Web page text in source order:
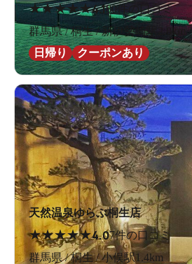
★★★★★4.180件の口コミ
群馬県 / 桐生 / 新伊勢崎駅2.8km
日帰り
クーポンあり
天然温泉ゆらぶ桐生店
★★★★★4.07件の口コミ
群馬県 / 桐生 / 小俣駅1.4km